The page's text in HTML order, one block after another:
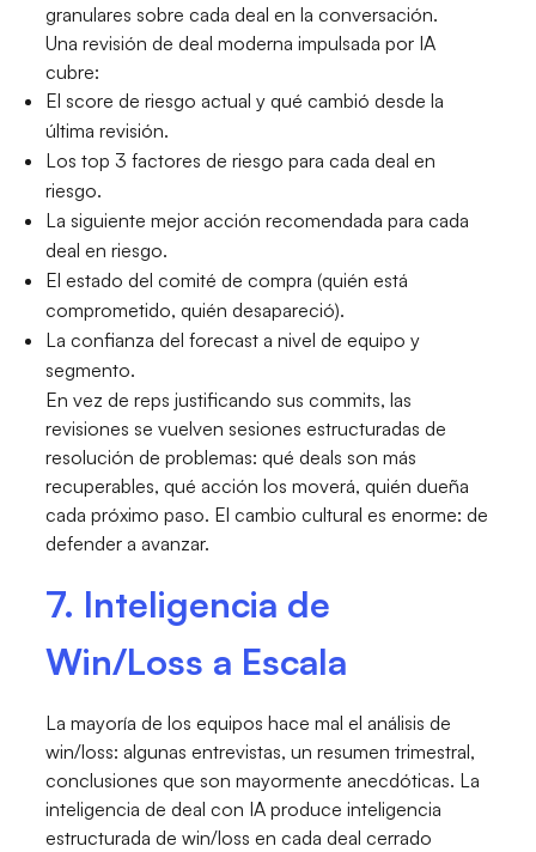
granulares sobre cada deal en la conversación.
Una revisión de deal moderna impulsada por IA
cubre:
El score de riesgo actual y qué cambió desde la
última revisión.
Los top 3 factores de riesgo para cada deal en
riesgo.
La siguiente mejor acción recomendada para cada
deal en riesgo.
El estado del comité de compra (quién está
comprometido, quién desapareció).
La confianza del forecast a nivel de equipo y
segmento.
En vez de reps justificando sus commits, las
revisiones se vuelven sesiones estructuradas de
resolución de problemas: qué deals son más
recuperables, qué acción los moverá, quién dueña
cada próximo paso. El cambio cultural es enorme: de
defender a avanzar.
7. Inteligencia de
Win/Loss a Escala
La mayoría de los equipos hace mal el análisis de
win/loss: algunas entrevistas, un resumen trimestral,
conclusiones que son mayormente anecdóticas. La
inteligencia de deal con IA produce inteligencia
estructurada de win/loss en cada deal cerrado